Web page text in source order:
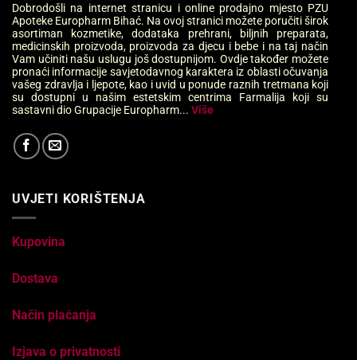
Dobrodošli na internet stranicu i online prodajno mjesto PZU
Apoteke Europharm Bihać. Na ovoj stranici možete poručiti širok
asortiman kozmetike, dodataka prehrani, biljnih preparata,
medicinskih proizvoda, proizvoda za djecu i bebe i na taj način
Vam učiniti našu uslugu još dostupnijom. Ovdje također možete
pronaći informacije savjetodavnog karaktera iz oblasti očuvanja
vašeg zdravlja i ljepote, kao i uvid u ponude raznih tretmana koji
su dostupni u našim estetskim centrima Farmalija koji su
sastavni dio Grupacije Europharm... Više
UVJETI KORIŠTENJA
Kupovina
Dostava
Način plaćanja
Izjava o privatnosti